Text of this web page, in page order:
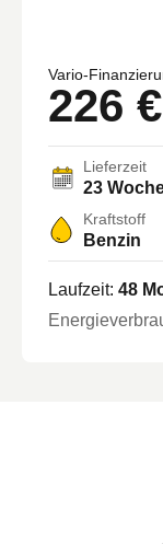
Vario-
226 €
Lieferzeit
23
Kraftstoff
Benzin
Laufzeit: 48